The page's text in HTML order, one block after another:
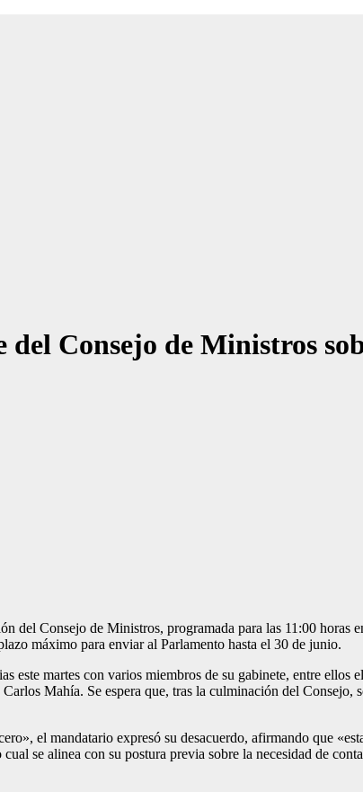
Consejo de Ministros
del Consejo de Ministros, programada para las 11:00
máximo para enviar al Parlamento hasta el 30 de junio.
este martes con varios miembros de su gabinete, entre
Mahía. Se espera que, tras la culminación del Consejo,
el mandatario expresó su desacuerdo, afirmando que
se alinea con su postura previa sobre la necesidad de